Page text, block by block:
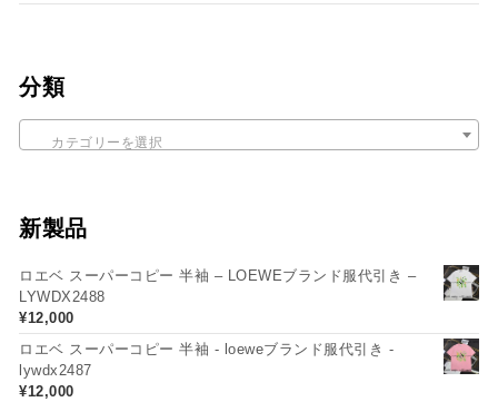
分類
カテゴリーを選択
新製品
ロエベ スーパーコピー 半袖 – LOEWEブランド服代引き –
LYWDX2488
¥12,000
ロエベ スーパーコピー 半袖 - loeweブランド服代引き -
lywdx2487
¥12,000